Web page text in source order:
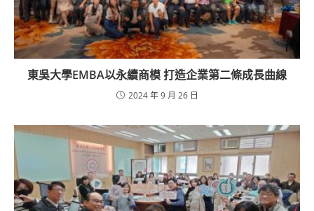
東吳大學EMBA以永續商模 打造企業第二條成長曲線
2024 年 9 月 26 日